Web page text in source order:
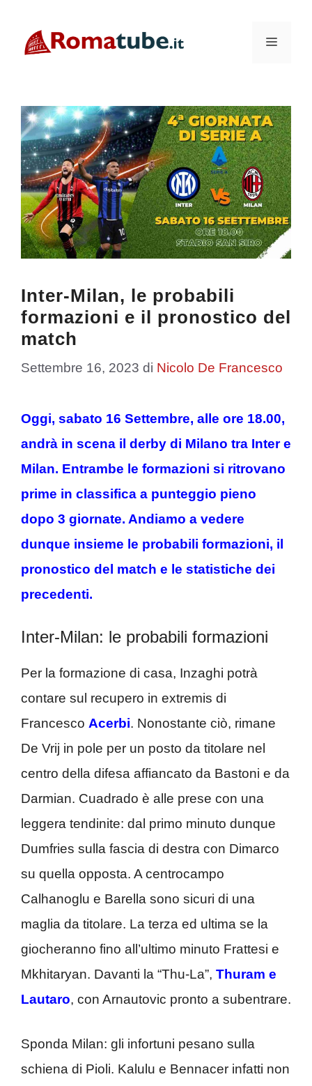
Menu
Inter-Milan, le probabili
formazioni e il pronostico del
match
Settembre 16, 2023 di Nicolo De Francesco
Oggi, sabato 16 Settembre, alle ore 18.00,
andrà in scena il derby di Milano tra Inter e
Milan. Entrambe le formazioni si ritrovano
prime in classifica a punteggio pieno
dopo 3 giornate. Andiamo a vedere
dunque insieme le probabili formazioni, il
pronostico del match e le statistiche dei
precedenti.
Inter-Milan: le probabili formazioni
Per la formazione di casa, Inzaghi potrà
contare sul recupero in extremis di
Francesco Acerbi. Nonostante ciò, rimane
De Vrij in pole per un posto da titolare nel
centro della difesa affiancato da Bastoni e da
Darmian. Cuadrado è alle prese con una
leggera tendinite: dal primo minuto dunque
Dumfries sulla fascia di destra con Dimarco
su quella opposta. A centrocampo
Calhanoglu e Barella sono sicuri di una
maglia da titolare. La terza ed ultima se la
giocheranno fino all’ultimo minuto Frattesi e
Mkhitaryan. Davanti la “Thu-La”, Thuram e
Lautaro, con Arnautovic pronto a subentrare.
Sponda Milan: gli infortuni pesano sulla
schiena di Pioli. Kalulu e Bennacer infatti non